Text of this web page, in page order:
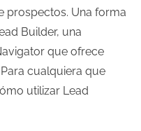
prospectos. Una forma
Builder, una
que ofrece
cualquiera que
utilizar Lead